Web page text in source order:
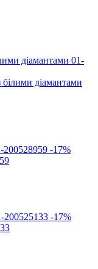
білими діамантами
-17%
-17%